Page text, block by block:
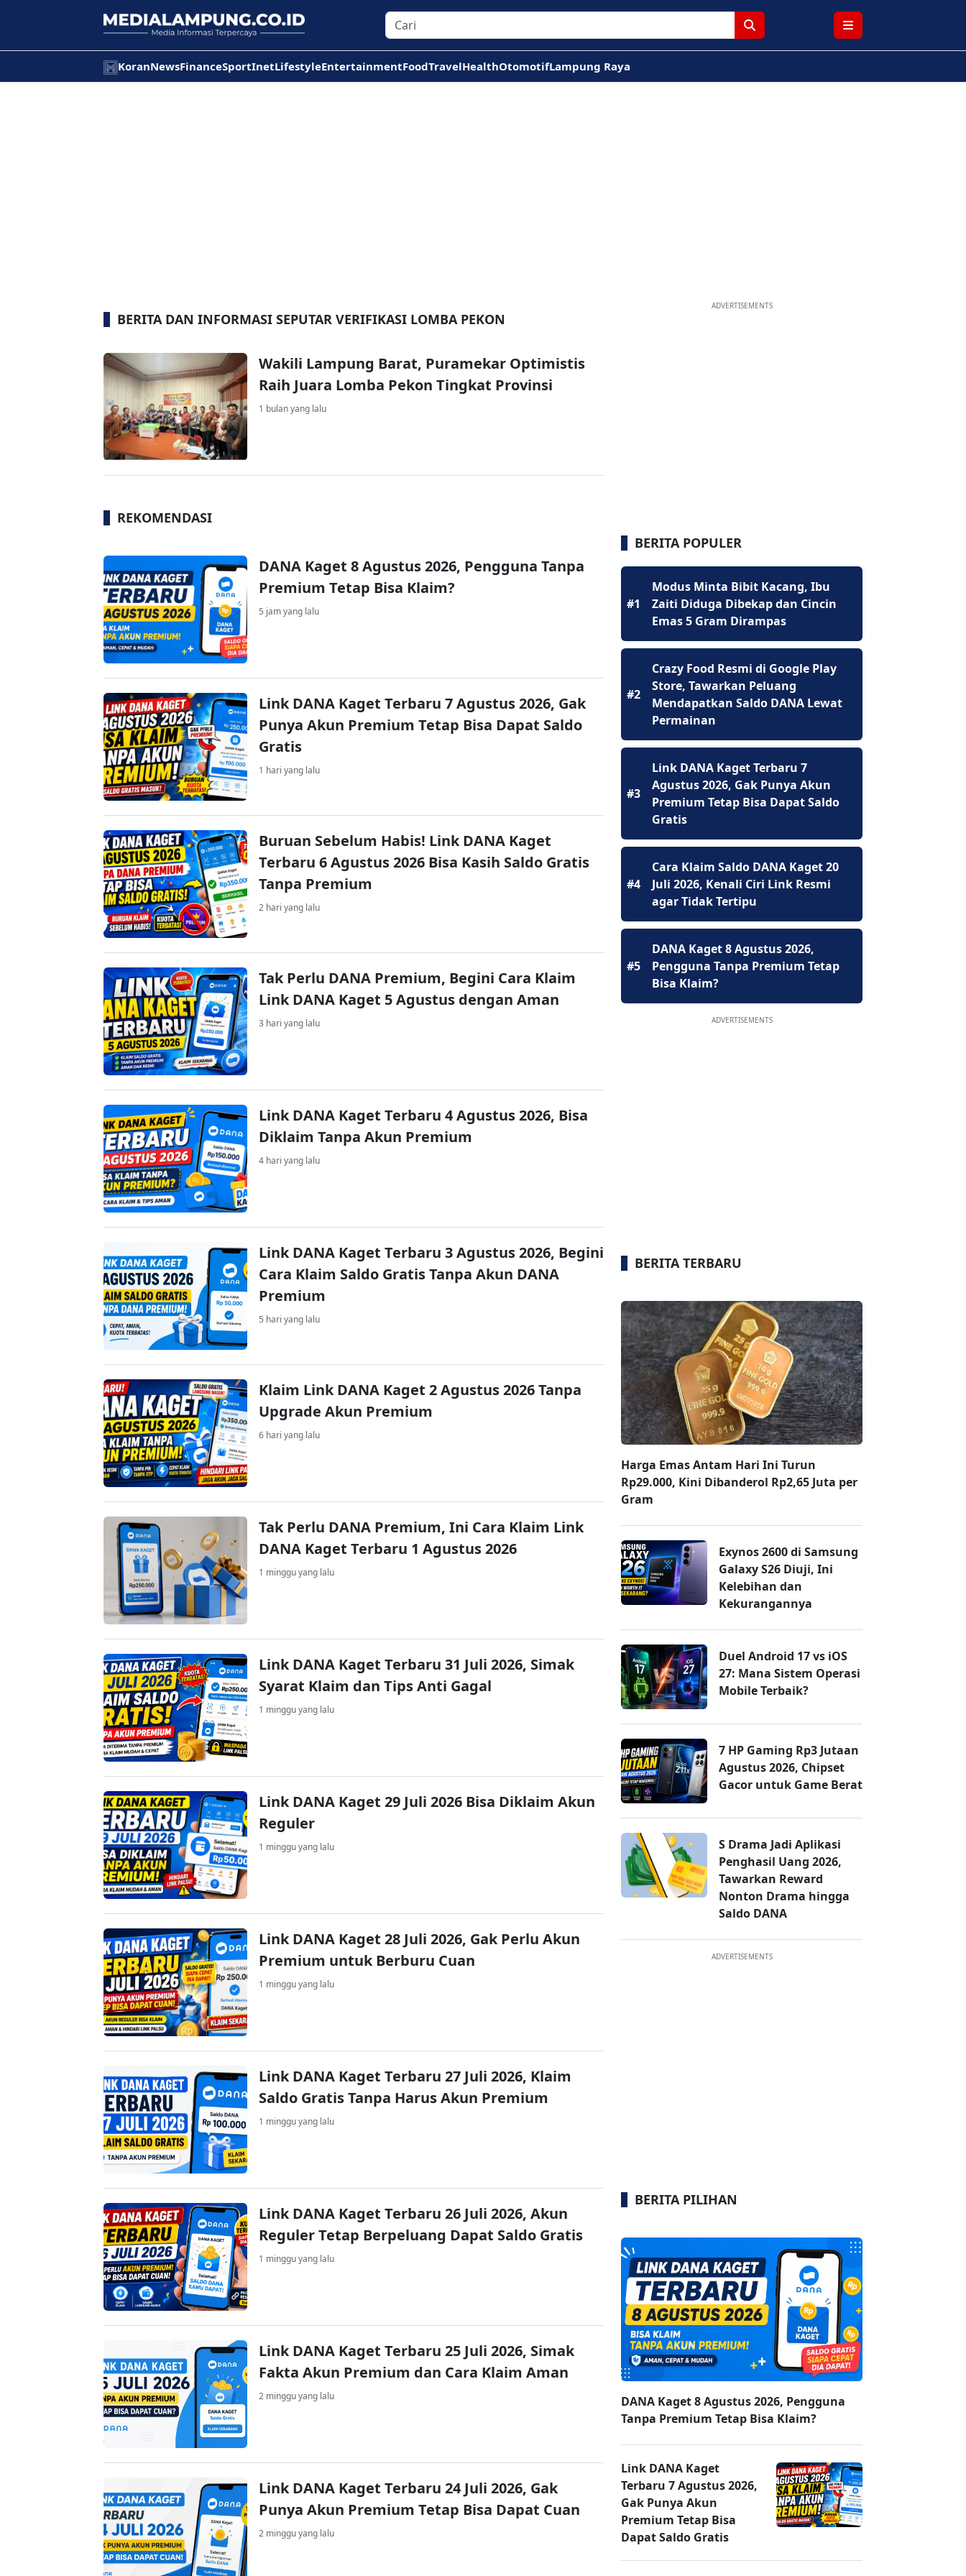
KoranNewsFinanceSportInetLifestyleEntertainmentFoodTravelHealthOtomotifLampung Raya
BERITA DAN INFORMASI SEPUTAR VERIFIKASI LOMBA PEKON
Wakili Lampung Barat, Puramekar Optimistis
Raih Juara Lomba Pekon Tingkat Provinsi
1 bulan yang lalu
REKOMENDASI
DANA Kaget 8 Agustus 2026, Pengguna Tanpa
Premium Tetap Bisa Klaim?
5 jam yang lalu
Link DANA Kaget Terbaru 7 Agustus 2026, Gak
Punya Akun Premium Tetap Bisa Dapat Saldo
Gratis
1 hari yang lalu
Buruan Sebelum Habis! Link DANA Kaget
Terbaru 6 Agustus 2026 Bisa Kasih Saldo Gratis
Tanpa Premium
2 hari yang lalu
Tak Perlu DANA Premium, Begini Cara Klaim
Link DANA Kaget 5 Agustus dengan Aman
3 hari yang lalu
Link DANA Kaget Terbaru 4 Agustus 2026, Bisa
Diklaim Tanpa Akun Premium
4 hari yang lalu
Link DANA Kaget Terbaru 3 Agustus 2026, Begini
Cara Klaim Saldo Gratis Tanpa Akun DANA
Premium
5 hari yang lalu
Klaim Link DANA Kaget 2 Agustus 2026 Tanpa
Upgrade Akun Premium
6 hari yang lalu
Tak Perlu DANA Premium, Ini Cara Klaim Link
DANA Kaget Terbaru 1 Agustus 2026
1 minggu yang lalu
Link DANA Kaget Terbaru 31 Juli 2026, Simak
Syarat Klaim dan Tips Anti Gagal
1 minggu yang lalu
Link DANA Kaget 29 Juli 2026 Bisa Diklaim Akun
Reguler
1 minggu yang lalu
Link DANA Kaget 28 Juli 2026, Gak Perlu Akun
Premium untuk Berburu Cuan
1 minggu yang lalu
Link DANA Kaget Terbaru 27 Juli 2026, Klaim
Saldo Gratis Tanpa Harus Akun Premium
1 minggu yang lalu
Link DANA Kaget Terbaru 26 Juli 2026, Akun
Reguler Tetap Berpeluang Dapat Saldo Gratis
1 minggu yang lalu
Link DANA Kaget Terbaru 25 Juli 2026, Simak
Fakta Akun Premium dan Cara Klaim Aman
2 minggu yang lalu
Link DANA Kaget Terbaru 24 Juli 2026, Gak
Punya Akun Premium Tetap Bisa Dapat Cuan
2 minggu yang lalu
ADVERTISEMENTS
BERITA POPULER
#1
Modus Minta Bibit Kacang, Ibu
Zaiti Diduga Dibekap dan Cincin
Emas 5 Gram Dirampas
#2
Crazy Food Resmi di Google Play
Store, Tawarkan Peluang
Mendapatkan Saldo DANA Lewat
Permainan
#3
Link DANA Kaget Terbaru 7
Agustus 2026, Gak Punya Akun
Premium Tetap Bisa Dapat Saldo
Gratis
#4
Cara Klaim Saldo DANA Kaget 20
Juli 2026, Kenali Ciri Link Resmi
agar Tidak Tertipu
#5
DANA Kaget 8 Agustus 2026,
Pengguna Tanpa Premium Tetap
Bisa Klaim?
ADVERTISEMENTS
BERITA TERBARU
Harga Emas Antam Hari Ini Turun
Rp29.000, Kini Dibanderol Rp2,65 Juta per
Gram
Exynos 2600 di Samsung
Galaxy S26 Diuji, Ini
Kelebihan dan
Kekurangannya
Duel Android 17 vs iOS
27: Mana Sistem Operasi
Mobile Terbaik?
7 HP Gaming Rp3 Jutaan
Agustus 2026, Chipset
Gacor untuk Game Berat
S Drama Jadi Aplikasi
Penghasil Uang 2026,
Tawarkan Reward
Nonton Drama hingga
Saldo DANA
ADVERTISEMENTS
BERITA PILIHAN
DANA Kaget 8 Agustus 2026, Pengguna
Tanpa Premium Tetap Bisa Klaim?
Link DANA Kaget
Terbaru 7 Agustus 2026,
Gak Punya Akun
Premium Tetap Bisa
Dapat Saldo Gratis